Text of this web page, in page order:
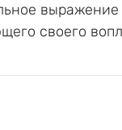
выражение
своего